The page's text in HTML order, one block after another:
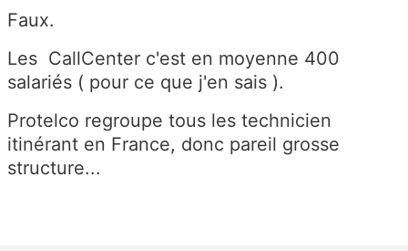
Faux.
Les CallCenter c'est en moyenne 400
salariés ( pour ce que j'en sais ).
Protelco regroupe tous les technicien
itinérant en France, donc pareil grosse
structure...